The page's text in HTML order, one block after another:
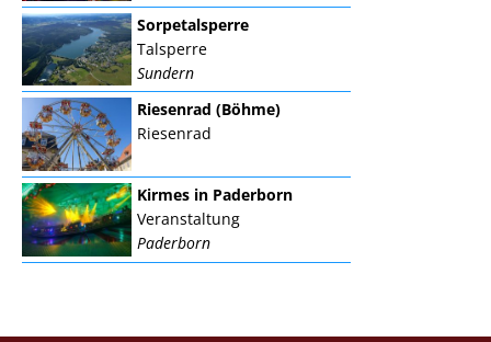
Sorpetalsperre
Talsperre
Sundern
Riesenrad (Böhme)
Riesenrad
Kirmes in Paderborn
Veranstaltung
Paderborn